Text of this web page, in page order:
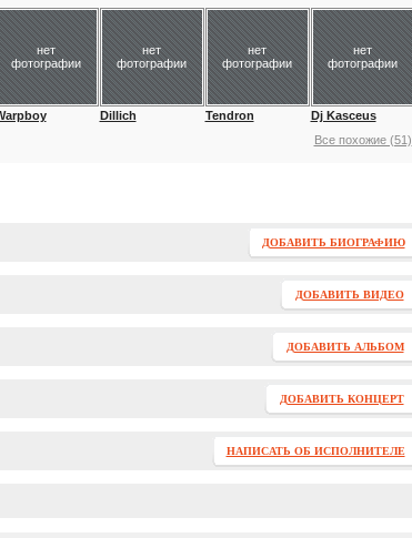
нет
фотографии
нет
фотографии
Dillich
нет
фотографии
Tendron
нет
фотографии
Dj Kasceus
Все похожие (51)
ДОБАВИТЬ БИОГРАФИЮ
ДОБАВИТЬ ВИДЕО
ДОБАВИТЬ АЛЬБОМ
ДОБАВИТЬ КОНЦЕРТ
НАПИСАТЬ ОБ ИСПОЛНИТЕЛЕ